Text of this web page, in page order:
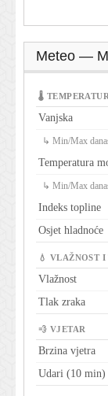
Meteo —
🌡
Vanjska
↳ Min/Max
Temperatura
↳ Min/Max
Indeks topline
Osjet hladnoće
💧 VLAŽNOST
Vlažnost
Tlak zraka
💨 VJETAR
Brzina vjetra
Udari (10 min)